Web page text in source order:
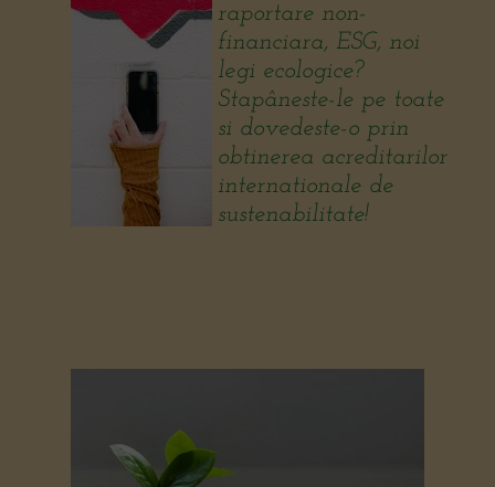
raportare non-
financiara, ESG, noi
legi ecologice?
Stapâneste-le pe toate
si dovedeste-o prin
obtinerea acreditarilor
internationale de
sustenabilitate!